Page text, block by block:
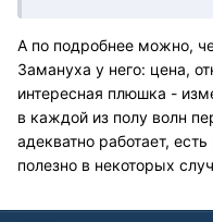
А по подробнее можно,
Замануха у него: цена,
интересная плюшка -
в каждой из полу волн
адекватно работает,
полезно в некоторых